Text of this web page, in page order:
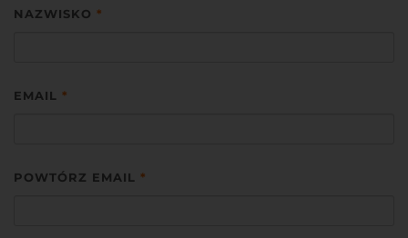
NAZWISKO *
EMAIL *
POWTÓRZ EMAIL *